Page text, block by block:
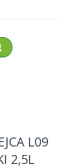
L09
2,5L